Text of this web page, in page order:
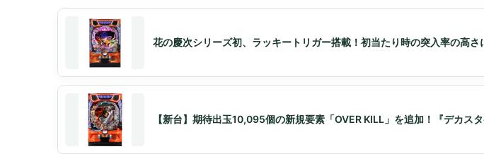
花の慶次シリーズ初、ラッキートリガー搭載！初当たり時の突入率の高さ
【新台】期待出玉10,095個の新規要素「OVER KILL」を追加！『デカス